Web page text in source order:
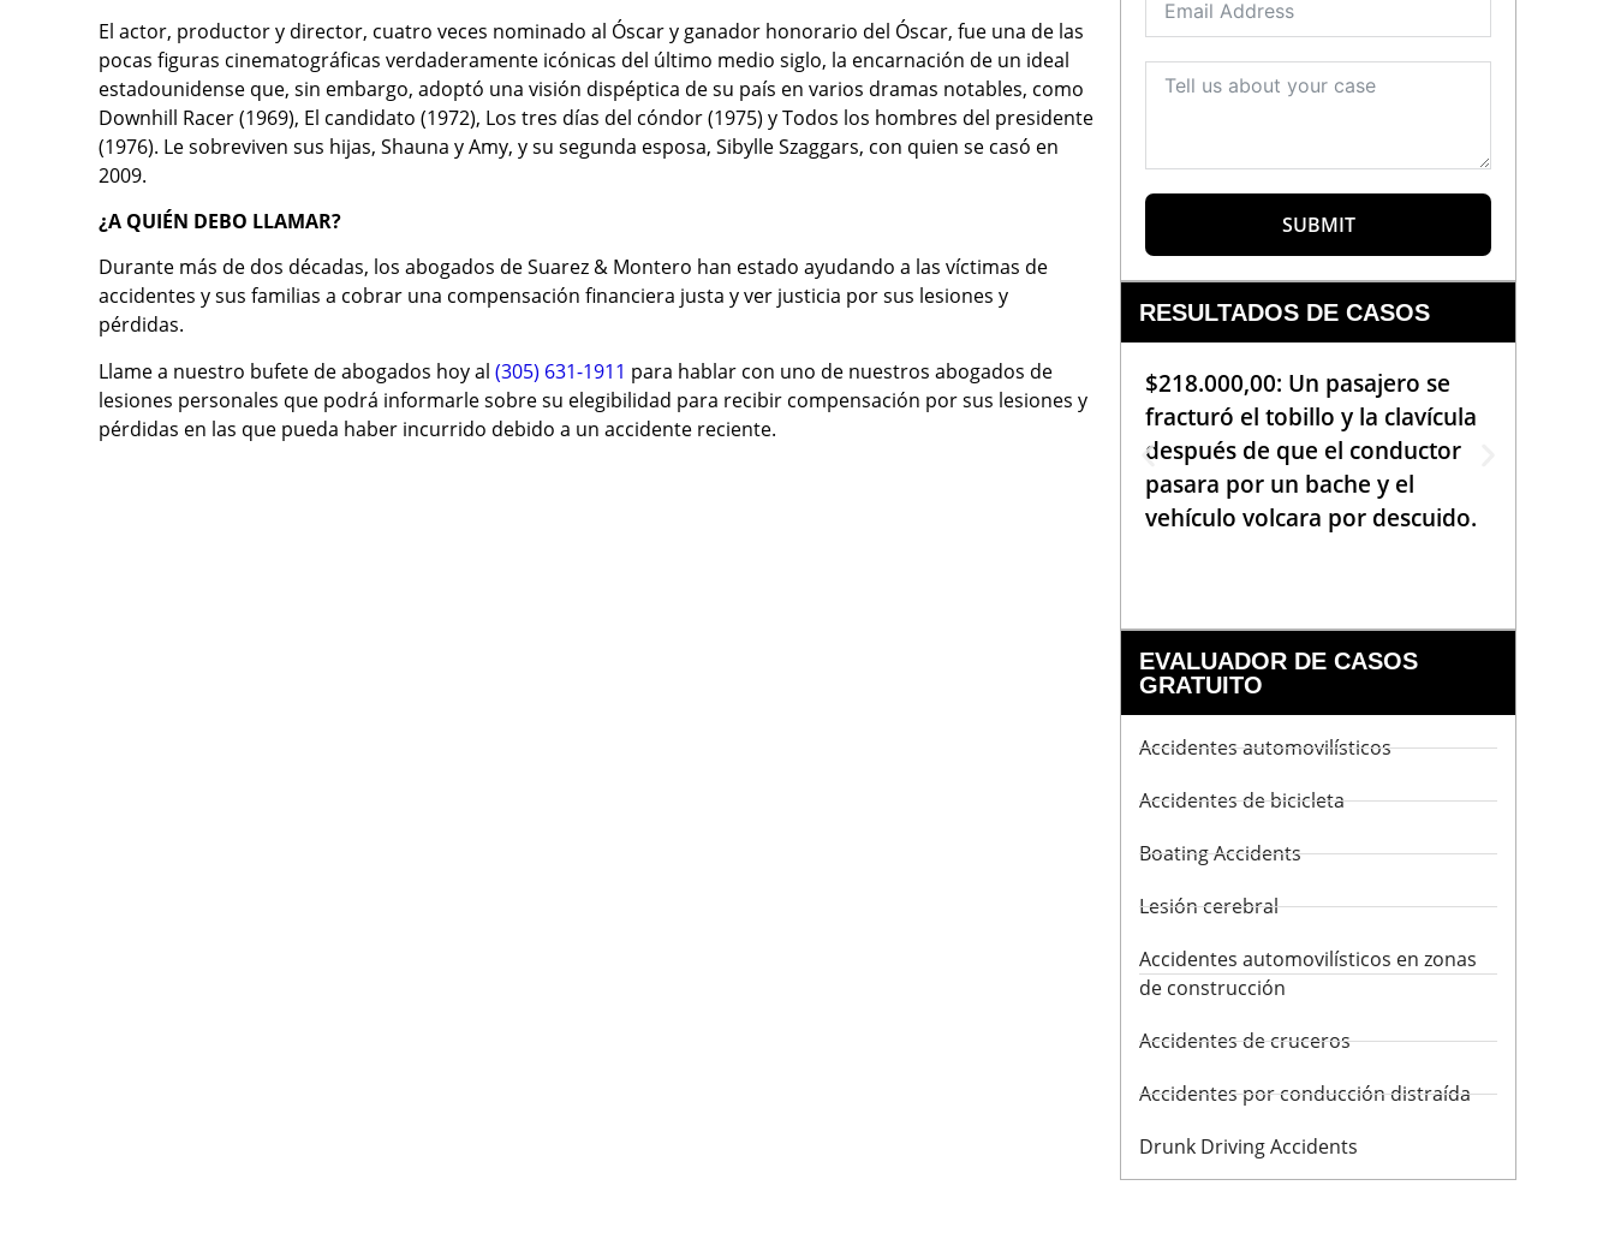
El actor, productor y director, cuatro veces nominado al Óscar y ganador honorario del Óscar, fue una de las
pocas figuras cinematográficas verdaderamente icónicas del último medio siglo, la encarnación de un ideal
estadounidense que, sin embargo, adoptó una visión dispéptica de su país en varios dramas notables, como
Downhill Racer (1969), El candidato (1972), Los tres días del cóndor (1975) y Todos los hombres del presidente
(1976). Le sobreviven sus hijas, Shauna y Amy, y su segunda esposa, Sibylle Szaggars, con quien se casó en
2009.
¿A QUIÉN DEBO LLAMAR?
Durante más de dos décadas, los abogados de Suarez & Montero han estado ayudando a las víctimas de
accidentes y sus familias a cobrar una compensación financiera justa y ver justicia por sus lesiones y
pérdidas.
Llame a nuestro bufete de abogados hoy al (305) 631-1911 para hablar con uno de nuestros abogados de
lesiones personales que podrá informarle sobre su elegibilidad para recibir compensación por sus lesiones y
pérdidas en las que pueda haber incurrido debido a un accidente reciente.
SUBMIT
RESULTADOS DE CASOS
$218.000,00: Un pasajero se
fracturó el tobillo y la clavícula
después de que el conductor
pasara por un bache y el
vehículo volcara por descuido.
EVALUADOR DE CASOS
GRATUITO
Accidentes automovilísticos
Accidentes de bicicleta
Boating Accidents
Lesión cerebral
Accidentes automovilísticos en zonas
de construcción
Accidentes de cruceros
Accidentes por conducción distraída
Drunk Driving Accidents